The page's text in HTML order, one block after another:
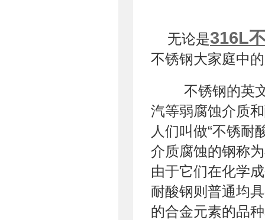
无论是316L
不锈钢大家庭中
不锈钢的英
汽等弱腐蚀介质
人们叫做“不锈耐
介质腐蚀的钢称
由于它们在化学
耐酸钢则普通均
的合金元素的品